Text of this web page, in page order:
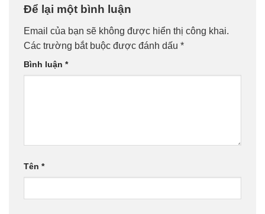
Để lại một bình luận
Email của bạn sẽ không được hiển thị công khai.
Các trường bắt buộc được đánh dấu *
Bình luận *
Tên *